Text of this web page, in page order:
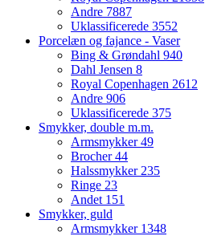
Andre 7887
Uklassificerede 3552
Porcelæn og fajance - Vaser
Bing & Grøndahl 940
Dahl Jensen 8
Royal Copenhagen 2612
Andre 906
Uklassificerede 375
Smykker, double m.m.
Armsmykker49
Brocher44
Halssmykker235
Ringe 23
Andet 151
Smykker, guld
Armsmykker 1348